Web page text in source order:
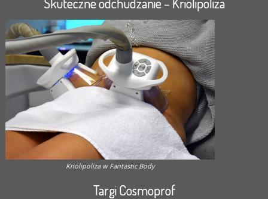
Kriolipoliza w Fantastic Body
Targi Cosmoprof